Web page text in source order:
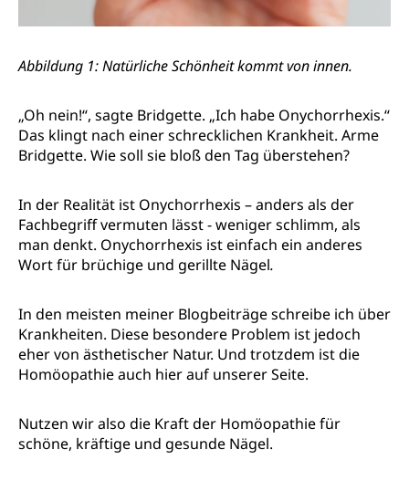
Abbildung 1: Natürliche Schönheit kommt von innen.
„Oh nein!“, sagte Bridgette. „Ich habe Onychorrhexis.“
Das klingt nach einer schrecklichen Krankheit. Arme
Bridgette. Wie soll sie bloß den Tag überstehen?
In der Realität ist Onychorrhexis – anders als der
Fachbegriff vermuten lässt - weniger schlimm, als
man denkt. Onychorrhexis ist einfach ein anderes
Wort für brüchige und gerillte Nägel.
In den meisten meiner Blogbeiträge schreibe ich über
Krankheiten. Diese besondere Problem ist jedoch
eher von ästhetischer Natur. Und trotzdem ist die
Homöopathie auch hier auf unserer Seite.
Nutzen wir also die Kraft der Homöopathie für
schöne, kräftige und gesunde Nägel.